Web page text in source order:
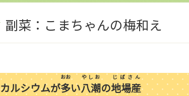
副菜：こまちゃんの梅和え
カルシウムが多
おお
い八潮
やしお
の地場産
じばさん